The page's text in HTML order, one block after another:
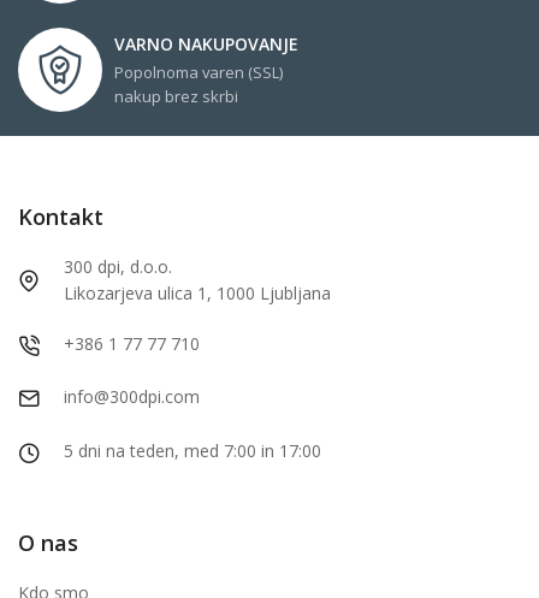
VARNO NAKUPOVANJE
Popolnoma varen (SSL)
nakup brez skrbi
Kontakt
300 dpi, d.o.o.
Likozarjeva ulica 1, 1000 Ljubljana
+386 1 77 77 710
info@300dpi.com
5 dni na teden, med 7:00 in 17:00
O nas
Kdo smo